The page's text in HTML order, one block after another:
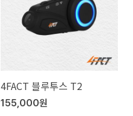
4FACT 블루투스 T2
155,000원